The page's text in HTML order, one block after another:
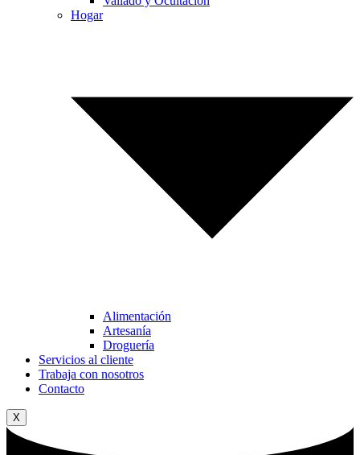
Hogar
Alimentación
Artesanía
Droguería
Servicios al cliente
Trabaja con nosotros
Contacto
X